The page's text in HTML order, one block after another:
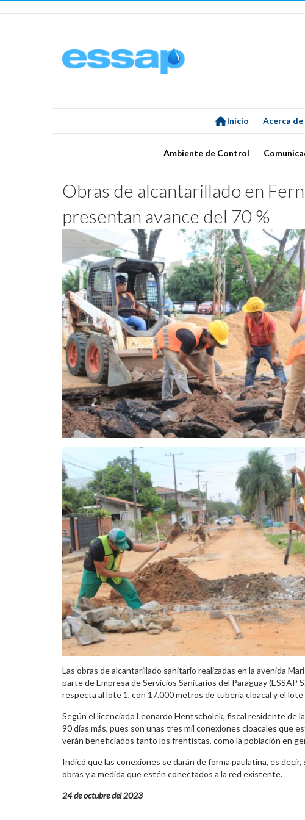
Inicio Acerca
Ambiente de Control
Obras de alcantarillado en
presentan avance del 70 %
Las obras de alcantarillado sanitario realizadas en la avenida
parte de Empresa de Servicios Sanitarios del Paraguay (ESSAP
respecta al lote 1, con 17.000 metros de tubería cloacal y el
Según el licenciado Leonardo Hentscholek, fiscal residente de
90 días más, pues son unas tres mil conexiones cloacales que
verán beneficiados tanto los frentistas, como la población en
Indicó que las conexiones se darán de forma paulatina, es
obras y a medida que estén conectados a la red existente.
24 de octubre del 2023